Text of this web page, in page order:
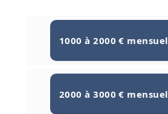
1000 à 2000 € mensuel
2000 à 3000 € mensuel